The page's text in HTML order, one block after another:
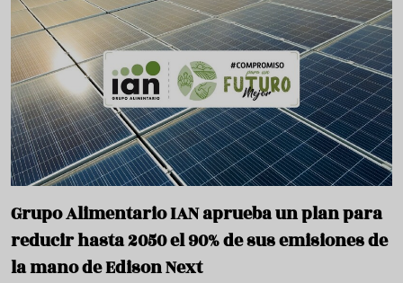
Grupo Alimentario IAN aprueba un plan para
reducir hasta 2050 el 90% de sus emisiones de
la mano de Edison Next